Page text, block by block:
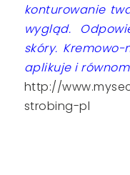
konturowanie
wygląd.
skóry.
aplikuje i
http://
strobing-pl